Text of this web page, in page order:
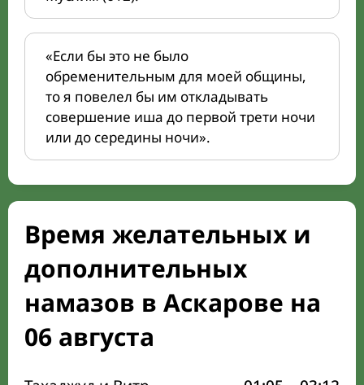
«Если бы это не было
обременительным для моей общины,
то я повелел бы им откладывать
совершение иша до первой трети ночи
или до середины ночи».
Время желательных и
дополнительных
намазов в Аскарове на
06 августа